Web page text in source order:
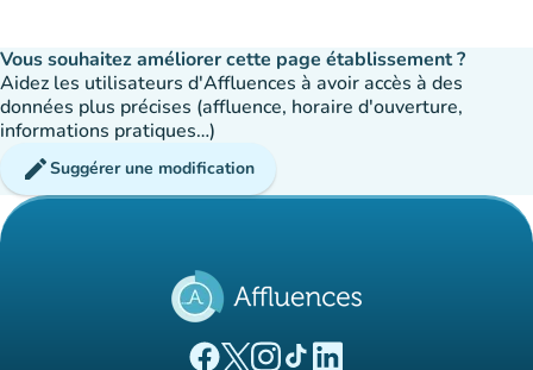
Vous souhaitez améliorer cette page établissement ?
Aidez les utilisateurs d'Affluences à avoir accès à des
données plus précises (affluence, horaire d'ouverture,
informations pratiques…)
editSuggérer une modification
(nouvel onglet)
(nouvel onglet)
(nouvel onglet)
(nouvel onglet)